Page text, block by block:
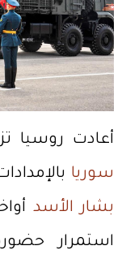
أعادت روسيا
سوريا
بشار الأسد
استمرار